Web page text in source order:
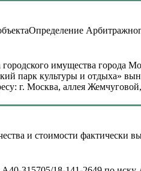
Определение
имущества города
парк культуры и отдыха»
г. Москва, аллея